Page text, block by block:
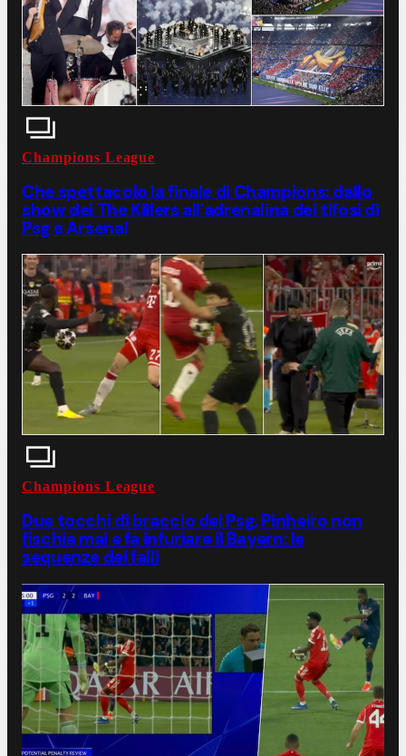
Champions League
Che spettacolo la finale di Champions: dallo
show dei The Killers all'adrenalina dei tifosi di
Psg e Arsenal
Champions League
Due tocchi di braccio del Psg, Pinheiro non
fischia mai e fa infuriare il Bayern: le
sequenze dei falli